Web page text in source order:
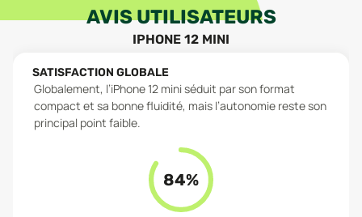
AVIS UTILISATEURS
IPHONE 12 MINI
SATISFACTION GLOBALE
Globalement, l’iPhone 12 mini séduit par son format
compact et sa bonne fluidité, mais l’autonomie reste son
principal point faible.
84%